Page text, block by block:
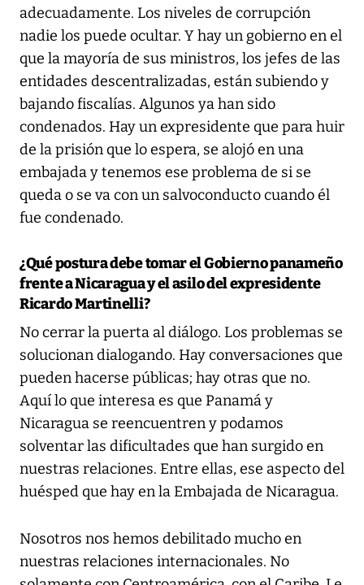
adecuadamente. Los niveles de corrupción
nadie los puede ocultar. Y hay un gobierno en el
que la mayoría de sus ministros, los jefes de las
entidades descentralizadas, están subiendo y
bajando fiscalías. Algunos ya han sido
condenados. Hay un expresidente que para huir
de la prisión que lo espera, se alojó en una
embajada y tenemos ese problema de si se
queda o se va con un salvoconducto cuando él
fue condenado.
¿Qué postura debe tomar el Gobierno panameño
frente a Nicaragua y el asilo del expresidente
Ricardo Martinelli?
No cerrar la puerta al diálogo. Los problemas se
solucionan dialogando. Hay conversaciones que
pueden hacerse públicas; hay otras que no.
Aquí lo que interesa es que Panamá y
Nicaragua se reencuentren y podamos
solventar las dificultades que han surgido en
nuestras relaciones. Entre ellas, ese aspecto del
huésped que hay en la Embajada de Nicaragua.
Nosotros nos hemos debilitado mucho en
nuestras relaciones internacionales. No